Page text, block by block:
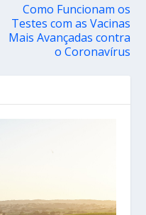
Como Funcionam os
Testes com as Vacinas
Mais Avançadas contra
o Coronavírus